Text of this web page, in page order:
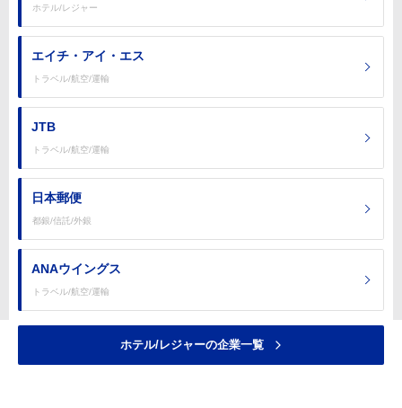
ホテル/レジャー
エイチ・アイ・エス
トラベル/航空/運輸
JTB
トラベル/航空/運輸
日本郵便
都銀/信託/外銀
ANAウイングス
トラベル/航空/運輸
ホテル/レジャーの企業一覧